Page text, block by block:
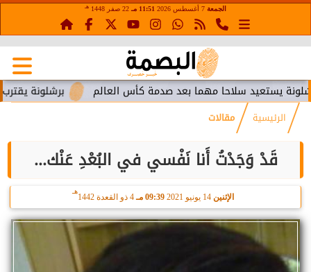
الجمعة 11:51 مـ 22 صفر 1448 هـ
برشلونة يقترب من سلاحا مهما بعد صدمة كأس العالم
الرئيسية مقالات
قَدْ وَجَدْتُ أَنا نَفْسي في البُعْدِ عَنْك...
الإثنين 14 يونيو 2021 09:39 مـ 4 ذو القعدة 1442
هـ